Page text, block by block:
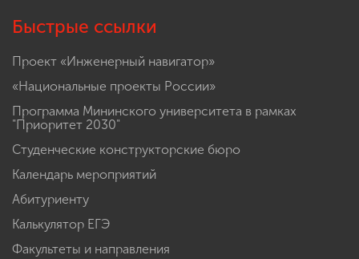
Быстрые ссылки
Проект «Инженерный навигатор»
«Национальные проекты России»
Программа Мининского университета в рамках
"Приоритет 2030"
Студенческие конструкторские бюро
Календарь мероприятий
Абитуриенту
Калькулятор ЕГЭ
Факультеты и направления